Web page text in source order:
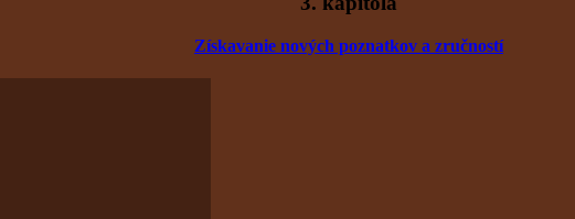
Získavanie nových poznatkov a zručností